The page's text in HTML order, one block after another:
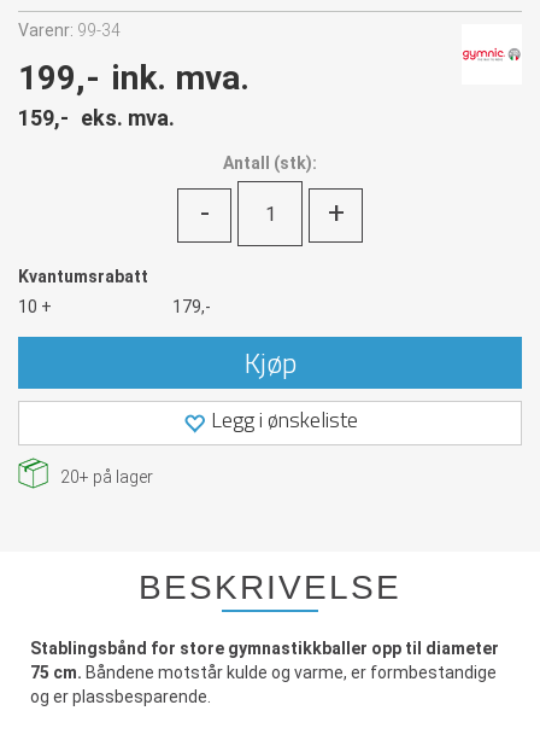
Varenr: 99-34
199,- ink. mva.
159,- eks. mva.
Antall (stk):
- +
Kvantumsrabatt
10 +
179,-
Kjøp
Legg i ønskeliste
20+ på lager
BESKRIVELSE
Stablingsbånd for store gymnastikkballer opp til diameter
75 cm. Båndene motstår kulde og varme, er formbestandige
og er plassbesparende.